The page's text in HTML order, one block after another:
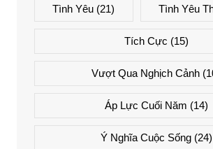
Tình Yêu (21) Tình Yêu
Tích Cực (15)
Vượt Qua Nghịch Cảnh
Áp Lực Cuối Năm (14)
Ý Nghĩa Cuộc Sống(24)